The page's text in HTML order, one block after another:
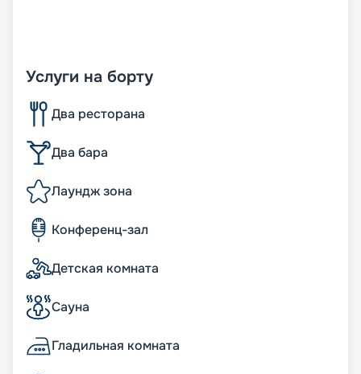
Услуги на борту
Два ресторана
Два бара
Лаундж зона
Конференц-зал
Детская комната
Сауна
Гладильная комната